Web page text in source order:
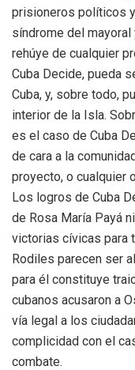
prisioneros políticos
síndrome del
rehúye de cualquier
Cuba Decide, pueda
Cuba, y, sobre todo,
interior de la Isla.
es el caso de Cuba
de cara a la
proyecto, o cualquier
Los logros de Cuba
de Rosa María Payá
victorias cívicas para
Rodiles parecen ser
para él constituye
cubanos acusaron a
vía legal a los
complicidad con el
combate.